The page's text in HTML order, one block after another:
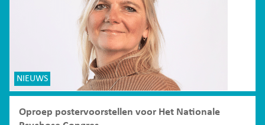
NIEUWS
Oproep postervoorstellen voor Het Nationale